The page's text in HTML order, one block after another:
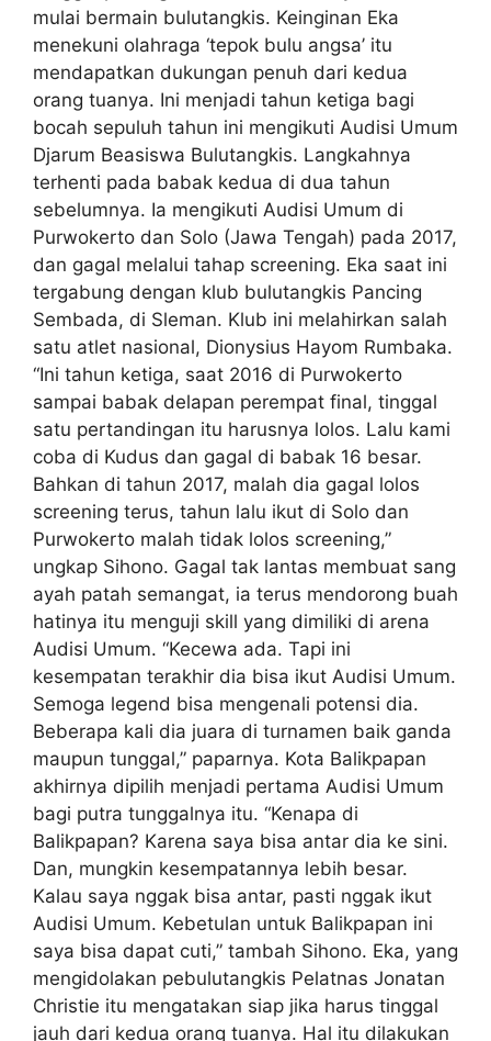
mulai bermain bulutangkis. Keinginan Eka
menekuni olahraga ‘tepok bulu angsa’ itu
mendapatkan dukungan penuh dari kedua
orang tuanya. Ini menjadi tahun ketiga bagi
bocah sepuluh tahun ini mengikuti Audisi Umum
Djarum Beasiswa Bulutangkis. Langkahnya
terhenti pada babak kedua di dua tahun
sebelumnya. Ia mengikuti Audisi Umum di
Purwokerto dan Solo (Jawa Tengah) pada 2017,
dan gagal melalui tahap screening. Eka saat ini
tergabung dengan klub bulutangkis Pancing
Sembada, di Sleman. Klub ini melahirkan salah
satu atlet nasional, Dionysius Hayom Rumbaka.
“Ini tahun ketiga, saat 2016 di Purwokerto
sampai babak delapan perempat final, tinggal
satu pertandingan itu harusnya lolos. Lalu kami
coba di Kudus dan gagal di babak 16 besar.
Bahkan di tahun 2017, malah dia gagal lolos
screening terus, tahun lalu ikut di Solo dan
Purwokerto malah tidak lolos screening,”
ungkap Sihono. Gagal tak lantas membuat sang
ayah patah semangat, ia terus mendorong buah
hatinya itu menguji skill yang dimiliki di arena
Audisi Umum. “Kecewa ada. Tapi ini
kesempatan terakhir dia bisa ikut Audisi Umum.
Semoga legend bisa mengenali potensi dia.
Beberapa kali dia juara di turnamen baik ganda
maupun tunggal,” paparnya. Kota Balikpapan
akhirnya dipilih menjadi pertama Audisi Umum
bagi putra tunggalnya itu. “Kenapa di
Balikpapan? Karena saya bisa antar dia ke sini.
Dan, mungkin kesempatannya lebih besar.
Kalau saya nggak bisa antar, pasti nggak ikut
Audisi Umum. Kebetulan untuk Balikpapan ini
saya bisa dapat cuti,” tambah Sihono. Eka, yang
mengidolakan pebulutangkis Pelatnas Jonatan
Christie itu mengatakan siap jika harus tinggal
jauh dari kedua orang tuanya. Hal itu dilakukan